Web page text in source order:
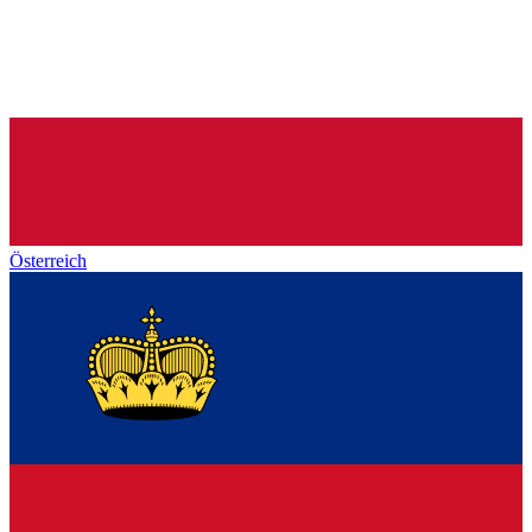
Österreich